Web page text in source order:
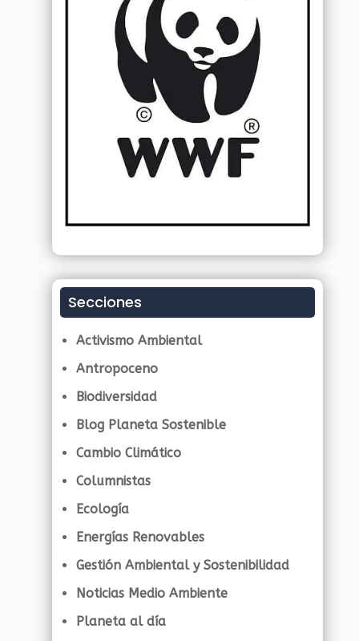
Secciones
Activismo Ambiental
Antropoceno
Biodiversidad
Blog Planeta Sostenible
Cambio Climático
Columnistas
Ecología
Energías Renovables
Gestión Ambiental y Sostenibilidad
Noticias Medio Ambiente
Planeta al día